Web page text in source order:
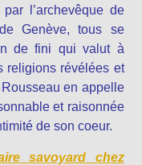
l’archevêque de
Genève, tous se
de fini qui valut à
religions révélées et
en appelle
et raisonnée
de son coeur.
savoyard chez